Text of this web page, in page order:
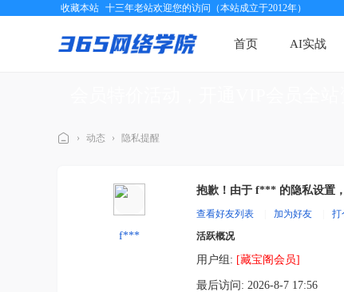
收藏本站 十三年老站欢迎您的访问（本站成立于2012年）
首页 AI实战
› 动态 › 隐私提醒
f***
抱歉！由于 f*** 的隐私设置
查看好友列表 加为好友 打
活跃概况
用户组: [藏宝阁会员]
最后访问: 2026-8-7 17:56